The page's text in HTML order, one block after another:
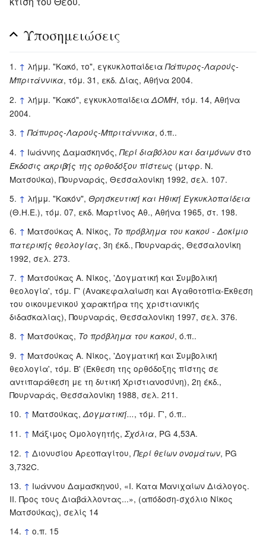
Υποσημειώσεις
↑ λήμμ. "Κακό, το", εγκυκλοπαίδεια Πάπυρος-Λαρούς-
Μπριτάννικα, τόμ. 31, εκδ. Δίας, Αθήνα 2004.
↑ λήμμ. "Κακό", εγκυκλοπαίδεια ΔΟΜΗ, τόμ. 14, Αθήνα
2004.
↑ Πάπυρος-Λαρούς-Μπριτάννικα, ό.π..
↑ Ιωάννης Δαμασκηνός, Περί διαβόλου και δαιμόνων στο
Έκδοσις ακριβής της ορθοδόξου πίστεως (μτφρ. Ν.
Ματσούκα), Πουρναράς, Θεσσαλονίκη 1992, σελ. 107.
↑ λήμμ. "Κακόν", Θρησκευτική και Ηθική Εγκυκλοπαίδεια
(Θ.Η.Ε.), τόμ. 07, εκδ. Μαρτίνος Αθ., Αθήνα 1965, στ. 198.
↑ Ματσούκας Α. Νίκος, Το πρόβλημα του κακού - Δοκίμιο
πατερικής θεολογίας, 3η έκδ., Πουρναράς, Θεσσαλονίκη
1992, σελ. 273.
↑ Ματσούκας Α. Νίκος, 'Δογματική και Συμβολική
θεολογία', τόμ. Γ' (Ανακεφαλαίωση και Αγαθοτοπία-Έκθεση
του οικουμενικού χαρακτήρα της χριστιανικής
διδασκαλίας), Πουρναράς, Θεσσαλονίκη 1997, σελ. 376.
↑ Ματσούκας, Το πρόβλημα του κακού, ό.π..
↑ Ματσούκας Α. Νίκος, 'Δογματική και Συμβολική
θεολογία', τόμ. Β' (Έκθεση της ορθόδοξης πίστης σε
αντιπαράθεση με τη δυτική Χριστιανοσύνη), 2η έκδ.,
Πουρναράς, Θεσσαλονίκη 1988, σελ. 211.
↑ Ματσούκας, Δογματική..., τόμ. Γ', ό.π..
↑ Μάξιμος Ομολογητής, Σχόλια, PG 4,53A.
↑ Διονυσίου Αρεοπαγίτου, Περί θείων ονομάτων, PG
3,732C.
↑ Ιωάννου Δαμασκηνού, «Ι. Κατα Μανιχαίων Διάλογος.
ΙΙ. Προς τους Διαβάλλοντας...», (απόδοση-σχόλιο Νίκος
Ματσούκας), σελίς 14
↑ ο.π. 15